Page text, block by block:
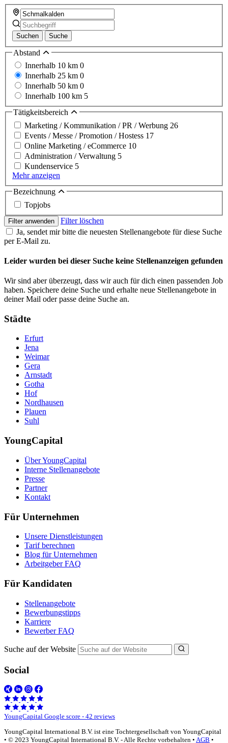
Suchen Suche
Abstand
Innerhalb 10 km 0
Innerhalb 25 km 0
Innerhalb 50 km 0
Innerhalb 100 km 5
Tätigkeitsbereich
Marketing / Kommunikation / PR / Werbung 26
Events / Messe / Promotion / Hostess 17
Online Marketing / eCommerce 10
Administration / Verwaltung 5
Kundenservice 5
Mehr anzeigen
Bezeichnung
Topjobs
Filter anwenden
Filter löschen
Ja, sendet mir bitte die neuesten Stellenangebote für diese Suche
per E-Mail zu.
Leider wurden bei dieser Suche keine Stellenanzeigen gefunden
Wir sind aber überzeugt, dass wir auch für dich einen passenden Job
haben. Speichere deine Suche und erhalte neue Stellenangebote in
deiner Mail oder passe deine Suche an.
Städte
Erfurt
Jena
Weimar
Gera
Arnstadt
Gotha
Hof
Nordhausen
Plauen
Suhl
YoungCapital
Über YoungCapital
Interne Stellenangebote
Presse
Partner
Kontakt
Für Unternehmen
Unsere Dienstleistungen
Tarif berechnen
Blog für Unternehmen
Arbeitgeber FAQ
Für Kandidaten
Stellenangebote
Bewerbungstipps
Karriere
Bewerber FAQ
Suche auf der Website
Social
YoungCapital Google score - 42 reviews
YoungCapital International B.V. ist eine Tochtergesellschaft von YoungCapital
• © 2023 YoungCapital International B.V. - Alle Rechte vorbehalten • AGB •